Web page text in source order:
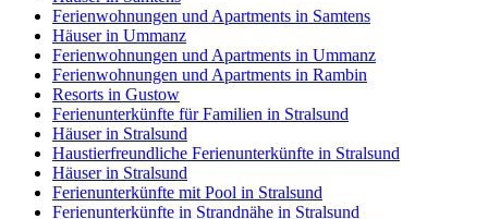
Ferienwohnungen und Apartments in Samtens
Häuser in Ummanz
Ferienwohnungen und Apartments in Ummanz
Ferienwohnungen und Apartments in Rambin
Resorts in Gustow
Ferienunterkünfte für Familien in Stralsund
Häuser in Stralsund
Haustierfreundliche Ferienunterkünfte in Stralsund
Häuser in Stralsund
Ferienunterkünfte mit Pool in Stralsund
Ferienunterkünfte in Strandnähe in Stralsund